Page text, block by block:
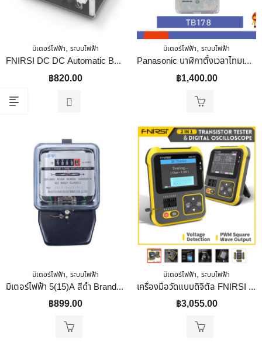
มิเตอร์ไฟฟ้า, ระบบไฟฟ้า
FNIRSI DC DC Automatic Boost/Buck Converter CC CV Power Module 0.5-30V 3A 35W/4A 50W Adjustable Regulated Power Supply Voltmeter 4A 50W With Fan
฿820.00
มิเตอร์ไฟฟ้า, ระบบไฟฟ้า
Panasonic นาฬิกาตั้งเวลาไทมเมอร์ TB178
฿1,400.00
มิเตอร์ไฟฟ้า, ระบบไฟฟ้า
มิเตอร์ไฟฟ้า 5(15)A สีดำ Brand NPV
฿899.00
มิเตอร์ไฟฟ้า, ระบบไฟฟ้า
เครื่องมือวัดแบบดิจิตัล FNIRSI DSO-TC2 Portable Digital Oscilloscope Transistor Tester 2-In-1 PWM Square Waves Output Portable DSO-TC2 พกพา
฿3,055.00